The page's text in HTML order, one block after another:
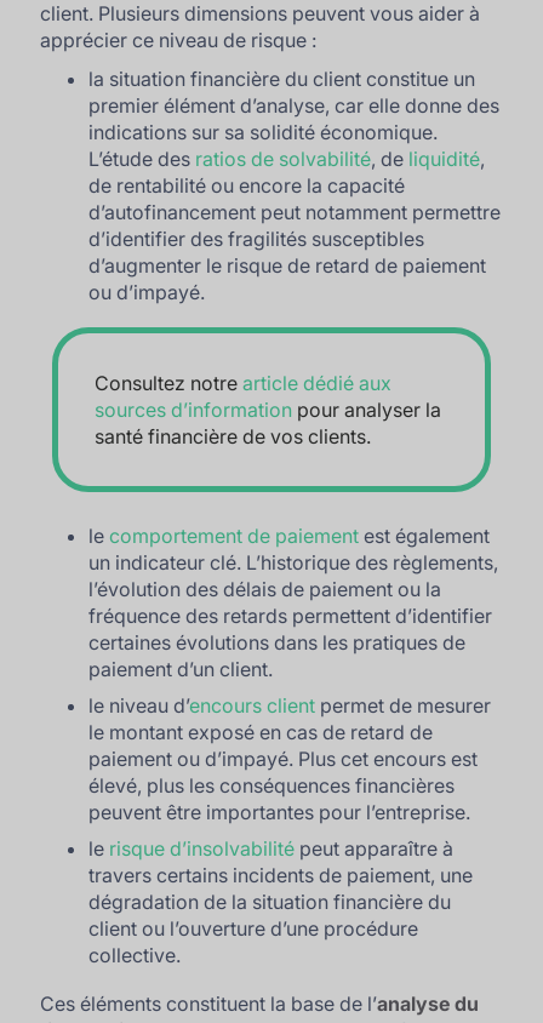
client. Plusieurs dimensions peuvent vous aider à
apprécier ce niveau de risque :
la situation financière du client constitue un
premier élément d’analyse, car elle donne des
indications sur sa solidité économique.
L’étude des ratios de solvabilité, de liquidité,
de rentabilité ou encore la capacité
d’autofinancement peut notamment permettre
d’identifier des fragilités susceptibles
d’augmenter le risque de retard de paiement
ou d’impayé.
Consultez notrearticle dédié aux
sources d’information pour analyser la
santé financière de vos clients.
lecomportement de paiement est également
un indicateur clé. L’historique des règlements,
l’évolution des délais de paiement ou la
fréquence des retards permettent d’identifier
certaines évolutions dans les pratiques de
paiement d’un client.
le niveau d’encours client permet de mesurer
le montant exposé en cas de retard de
paiement ou d’impayé. Plus cet encours est
élevé, plus les conséquences financières
peuvent être importantes pour l’entreprise.
le risque d’insolvabilité peut apparaître à
travers certains incidents de paiement, une
dégradation de la situation financière du
client ou l’ouverture d’une procédure
collective.
Ces éléments constituent la base de l’analyse du